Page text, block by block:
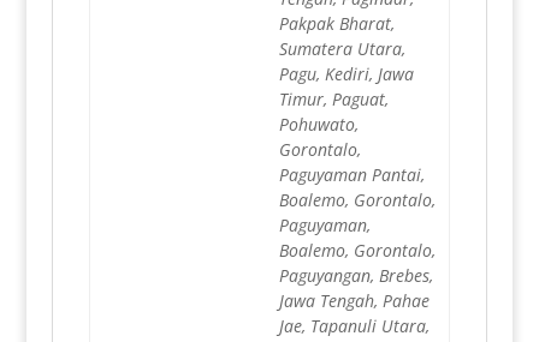
Pakpak Bharat,
Sumatera Utara,
Pagu, Kediri, Jawa
Timur, Paguat,
Pohuwato,
Gorontalo,
Paguyaman Pantai,
Boalemo, Gorontalo,
Paguyaman,
Boalemo, Gorontalo,
Paguyangan, Brebes,
Jawa Tengah, Pahae
Jae, Tapanuli Utara,